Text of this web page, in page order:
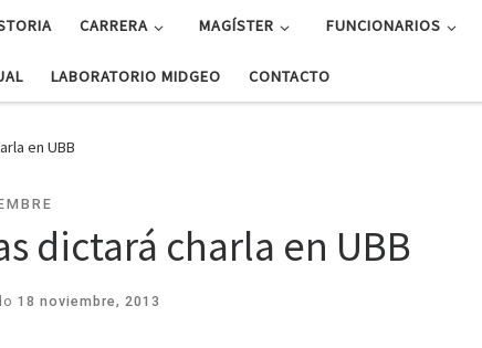
CARRERA MAGÍSTER FUNCIONARIOS
LABORATORIO MIDGEO CONTACTO
en UBB
dictará charla en UBB
18 noviembre, 2013